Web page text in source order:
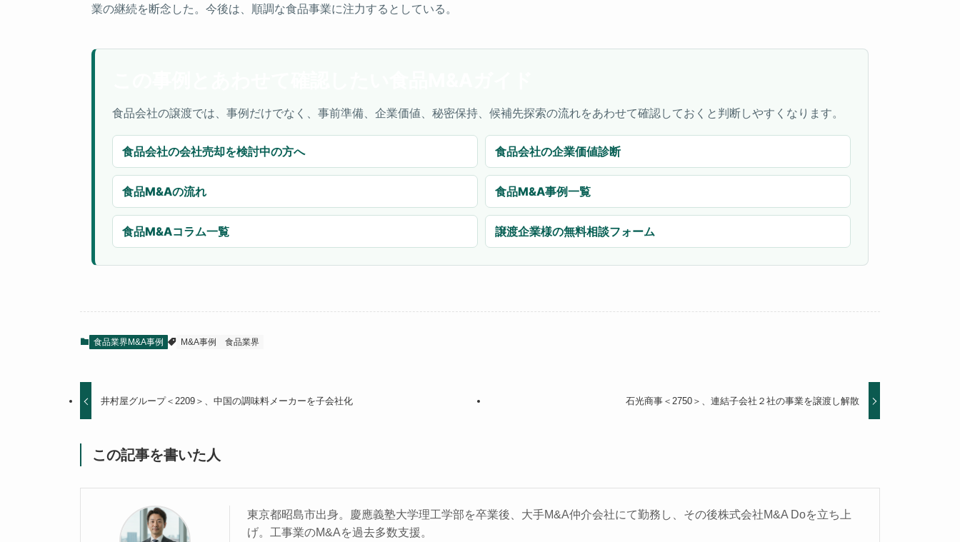
業の継続を断念した。今後は、順調な食品事業に注力するとしている。
食品会社の譲渡では、事例だけでなく、事前準備、企業価値、秘密保持、候補先探索の流れをあわせて確認しておくと判断しやすくなります。
食品会社の会社売却を検討中の方へ 食品会社の企業価値診断
食品M&Aの流れ 食品M&A事例一覧
食品M&Aコラム一覧 譲渡企業様の無料相談フォーム
食品業界M&A事例 M&A事例 食品業界
井村屋グループ＜2209＞、中国の調味料メーカーを子会社化 石光商事＜2750＞、連結子会社２社の事業を譲渡し解散
この記事を書いた人
東京都昭島市出身。慶應義塾大学理工学部を卒業後、大手M&A仲介会社にて勤務し、その後株式会社M&A Doを立ち上
げ。工事業のM&Aを過去多数支援。